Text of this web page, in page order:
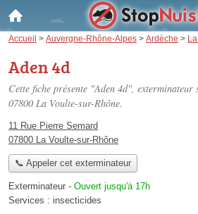
Accueil > Auvergne-Rhône-Alpes > Ardèche >
Aden 4d
Cette fiche présente "Aden 4d", exterminateur
07800 La Voulte-sur-Rhône.
11 Rue Pierre Semard
07800 La Voulte-sur-Rhône
📞 Appeler cet exterminateur
Exterminateur - Ouvert jusqu'à 17h
Services : insecticides